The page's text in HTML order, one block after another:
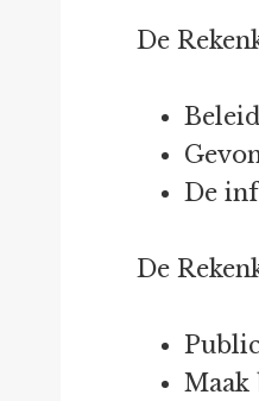
De
De
De
Maak